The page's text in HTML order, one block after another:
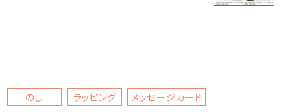
のし ラッピング メッセージカード